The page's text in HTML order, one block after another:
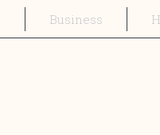
Business